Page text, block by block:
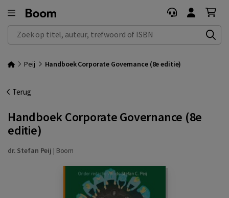
Zoek op titel, auteur, trefwoord of ISBN
Peij Handboek Corporate Governance (8e editie)
Terug
Handboek Corporate Governance (8e
editie)
dr. Stefan Peij | Boom